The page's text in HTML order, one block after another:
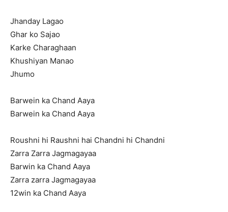
Jhanday Lagao
Ghar ko Sajao
Karke Charaghaan
Khushiyan Manao
Jhumo
Barwein ka Chand Aaya
Barwein ka Chand Aaya
Roushni hi Raushni hai Chandni hi Chandni
Zarra Zarra Jagmagayaa
Barwin ka Chand Aaya
Zarra zarra Jagmagayaa
12win ka Chand Aaya